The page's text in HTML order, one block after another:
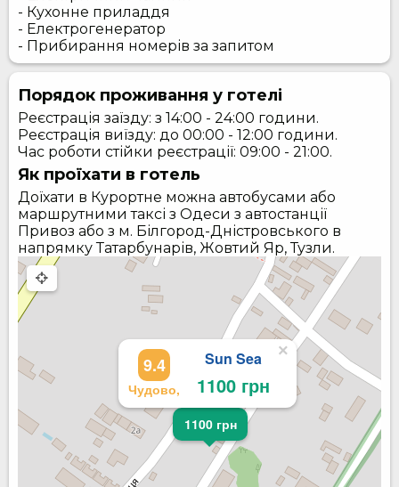
- Кухонне приладдя
- Електрогенератор
- Прибирання номерів за запитом
Порядок проживання у готелі
Реєстрація заїзду: з 14:00 - 24:00 години.
Реєстрація виїзду: до 00:00 - 12:00 години.
Час роботи стійки реєстрації: 09:00 - 21:00.
Як проїхати в готель
Доїхати в Курортне можна автобусами або
маршрутними таксі з Одеси з автостанції
Привоз або з м. Білгород-Дністровського в
напрямку Татарбунарів, Жовтий Яр, Тузли.
1100 грн
Чудово,
9.4 Sun Sea
1100 грн
×